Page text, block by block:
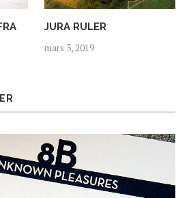
JURA RULER
mars 3, 2019